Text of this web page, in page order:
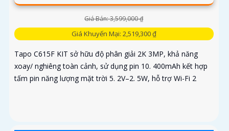
Giá Bán: 3,599,000 ₫
Giá Khuyến Mại: 2,519,300 ₫
Tapo C615F KIT sở hữu độ phân giải 2K 3MP, khả năng
xoay/ nghiêng toàn cảnh, sử dụng pin 10. 400mAh kết hợp
tấm pin năng lượng mặt trời 5. 2V–2. 5W, hỗ trợ Wi-Fi 2